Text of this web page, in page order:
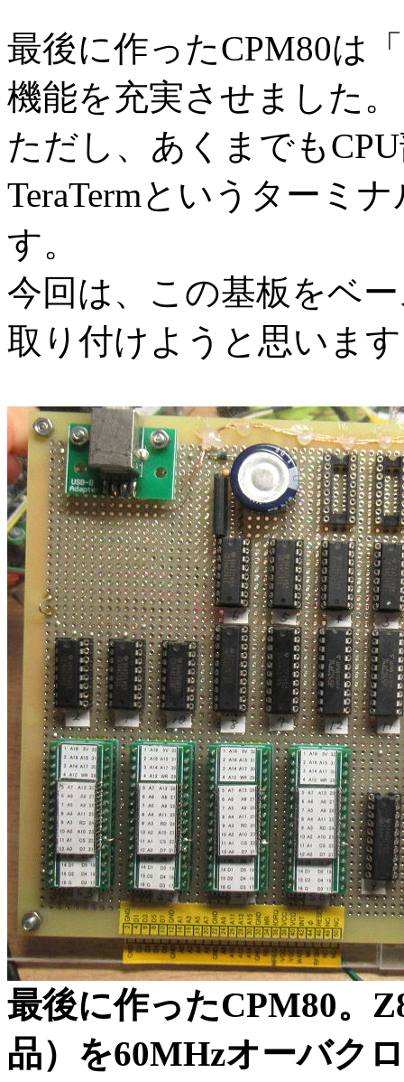
最後に作ったCPM80は
機能を充実させました。
ただし、あくまでも
TeraTermというターミ
す。
今回は、この基板をベ
取り付けようと思いま
最後に作ったCPM80。
品）を60MHzオーバク